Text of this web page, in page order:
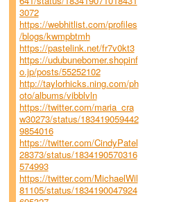
3072
https://webhitlist.com/profiles
/blogs/kwmpbtmh
https://pastelink.net/fr7v0kt3
https://udubunebomer.shopinf
o.jp/posts/55252102
http://taylorhicks.ning.com/ph
oto/albums/vibblvln
https://twitter.com/maria_cra
w30273/status/183419059442
9854016
https://twitter.com/CindyPatel
28373/status/1834190570316
574993
https://twitter.com/MichaelWil
81105/status/1834190047924